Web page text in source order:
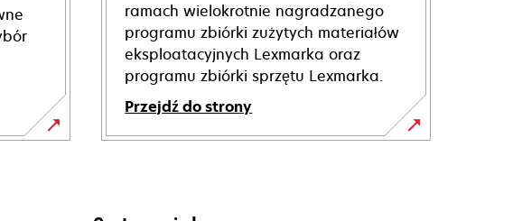
ramach wielokrotnie nagradzanego
programu zbiórki zużytych materiałów
eksploatacyjnych Lexmarka oraz
programu zbiórki sprzętu Lexmarka.
Przejdź do strony